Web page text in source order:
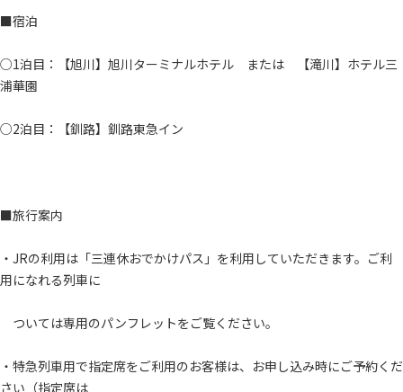
■宿泊
○1泊目：【旭川】旭川ターミナルホテル または 【滝川】ホテル三
浦華園
○2泊目：【釧路】釧路東急イン
■旅行案内
・JRの利用は「三連休おでかけパス」を利用していただきます。ご利
用になれる列車に
ついては専用のパンフレットをご覧ください。
・特急列車用で指定席をご利用のお客様は、お申し込み時にご予約くだ
さい（指定席は